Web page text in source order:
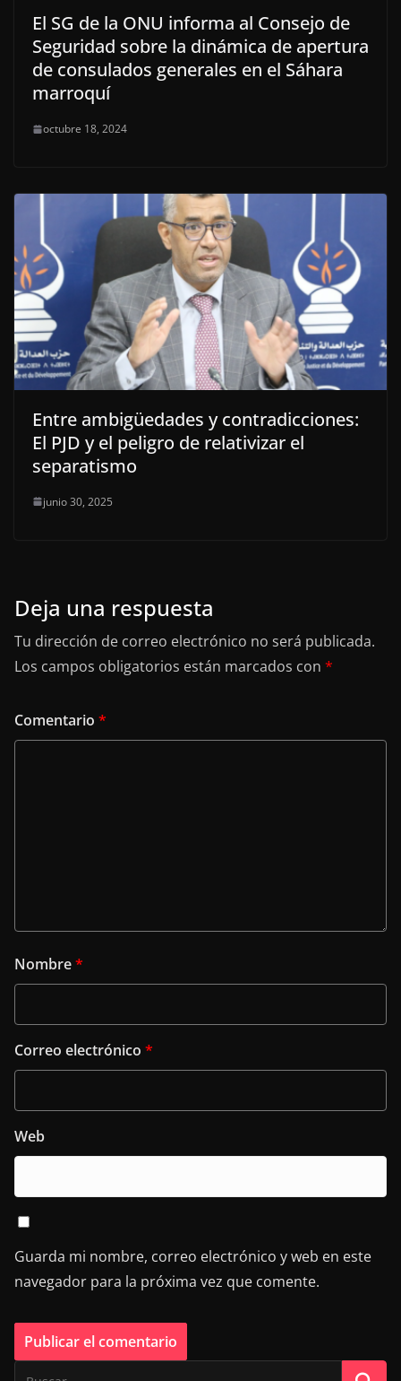
El SG de la ONU informa al Consejo de
Seguridad sobre la dinámica de apertura
de consulados generales en el Sáhara
marroquí
octubre 18, 2024
Entre ambigüedades y contradicciones:
El PJD y el peligro de relativizar el
separatismo
junio 30, 2025
Deja una respuesta
Tu dirección de correo electrónico no será publicada.
Los campos obligatorios están marcados con *
Comentario *
Nombre*
Correo electrónico *
Web
Guarda mi nombre, correo electrónico y web en este
navegador para la próxima vez que comente.